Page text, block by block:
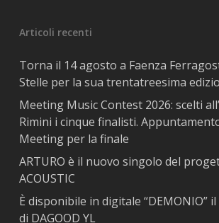
Articoli recenti
Torna il 14 agosto a Faenza
Stelle per la sua trentatreesima
Meeting Music Contest 2026: scelti
Rimini i cinque finalisti.
Meeting per la finale
ARTURO è il nuovo singolo del
ACOUSTIC
È disponibile in digitale “DEMONIO”
di DAGOOD YL